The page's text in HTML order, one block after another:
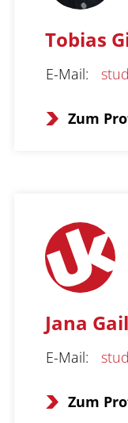
Tobias
E-Mail:
Zum
Jana Gail
E-Mail:
Zum